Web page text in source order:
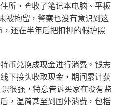
所，查收了笔记本电脑、平板
被拘留，警察也没有意识到这
还在半年后把扣押的假护照
币兑换成现金进行消费。钱志
下接头收取现金，期间累计获
很强，特意告诉买家在没有监
，温简甚至到国外消费，包括